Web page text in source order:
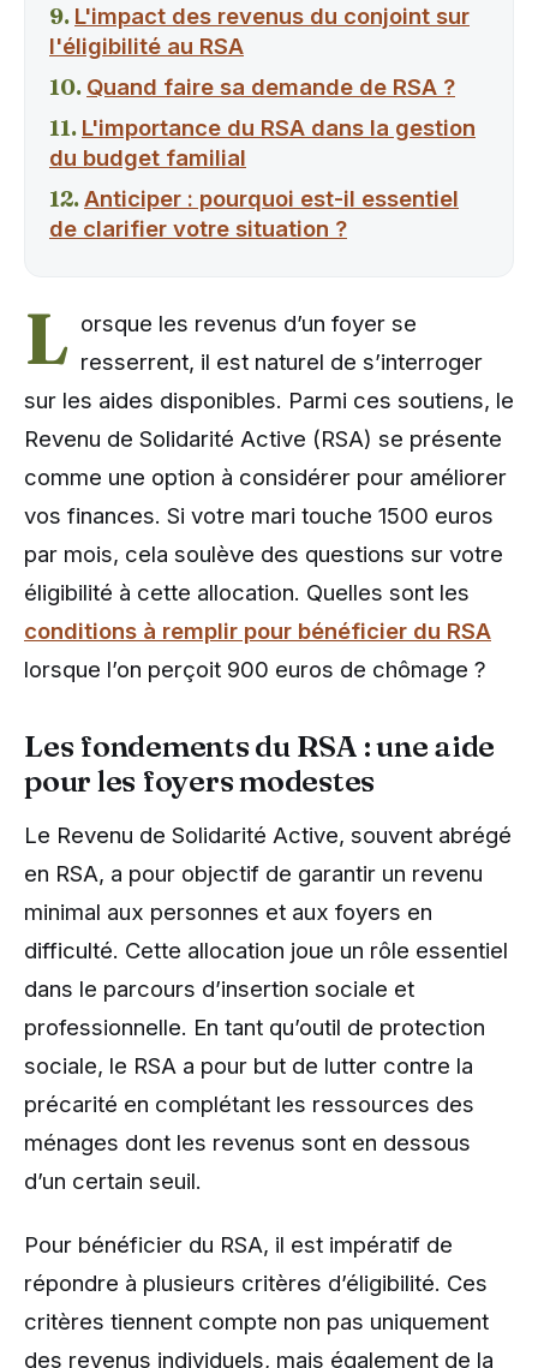
L'impact des revenus du conjoint sur
l'éligibilité au RSA
Quand faire sa demande de RSA ?
L'importance du RSA dans la gestion
du budget familial
Anticiper : pourquoi est-il essentiel
de clarifier votre situation ?
L orsque les revenus d’un foyer se
resserrent, il est naturel de s’interroger
sur les aides disponibles. Parmi ces soutiens, le
Revenu de Solidarité Active (RSA) se présente
comme une option à considérer pour améliorer
vos finances. Si votre mari touche 1500 euros
par mois, cela soulève des questions sur votre
éligibilité à cette allocation. Quelles sont les
conditions à remplir pour bénéficier du RSA
lorsque l’on perçoit 900 euros de chômage ?
Les fondements du RSA : une aide
pour les foyers modestes
Le Revenu de Solidarité Active, souvent abrégé
en RSA, a pour objectif de garantir un revenu
minimal aux personnes et aux foyers en
difficulté. Cette allocation joue un rôle essentiel
dans le parcours d’insertion sociale et
professionnelle. En tant qu’outil de protection
sociale, le RSA a pour but de lutter contre la
précarité en complétant les ressources des
ménages dont les revenus sont en dessous
d’un certain seuil.
Pour bénéficier du RSA, il est impératif de
répondre à plusieurs critères d’éligibilité. Ces
critères tiennent compte non pas uniquement
des revenus individuels, mais également de la